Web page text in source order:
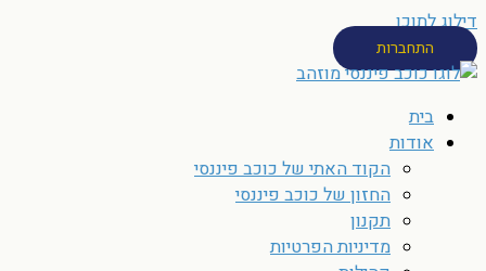
דילוג לתוכן
התחברות
בית
אודות
הקוד האתי של כוכב פיננסי
החזון של כוכב פיננסי
תקנון
מדיניות הפרטיות